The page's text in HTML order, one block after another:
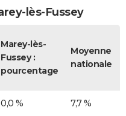
lès-Fussey
Marey-lès-
Fussey :
pourcentage
Moyenne
nationale
0,0 % 7,7 %